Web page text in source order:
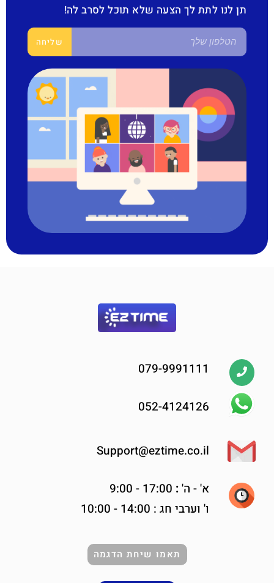
תן לנו לתת לך הצעה שלא תוכל לסרב לה!
שליחה
079-9991111
052-4124126
Support@eztime.co.il
א' - ה':
ו' וערבי חג : 14:00 - 10:00
תאמו שיחת הדגמה